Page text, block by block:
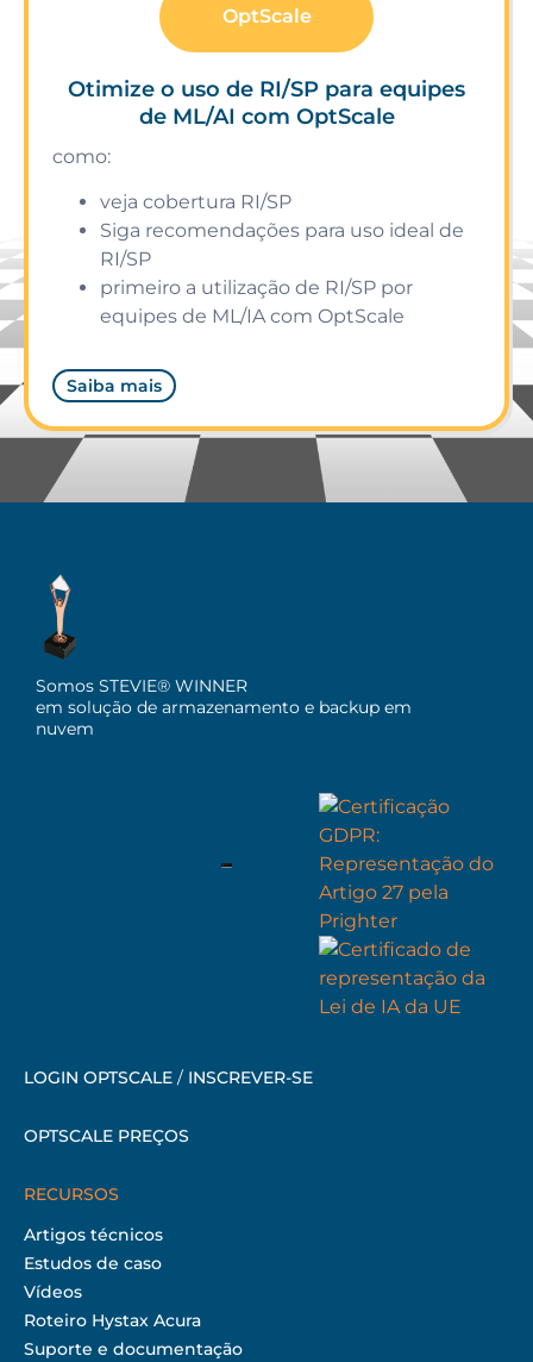
OptScale
Otimize o uso de RI/SP para equipes
de ML/AI com OptScale
como:
veja cobertura RI/SP
Siga recomendações para uso ideal de
RI/SP
primeiro a utilização de RI/SP por
equipes de ML/IA com OptScale
Saiba mais
Somos STEVIE® WINNER
em solução de armazenamento e backup em
nuvem
LOGIN OPTSCALE / INSCREVER-SE
OPTSCALE PREÇOS
RECURSOS
Artigos técnicos
Estudos de caso
Vídeos
Roteiro Hystax Acura
Suporte e documentação